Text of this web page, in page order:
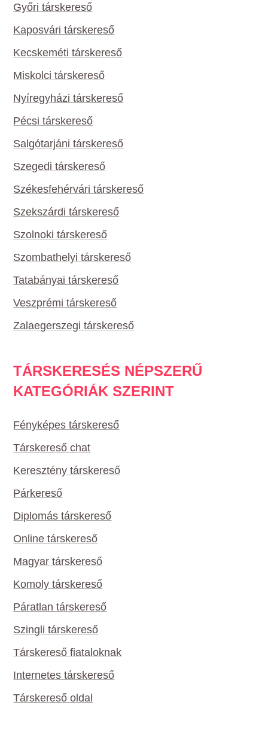
Győri társkereső
Kaposvári társkereső
Kecskeméti társkereső
Miskolci társkereső
Nyíregyházi társkereső
Pécsi társkereső
Salgótarjáni társkereső
Szegedi társkereső
Székesfehérvári társkereső
Szekszárdi társkereső
Szolnoki társkereső
Szombathelyi társkereső
Tatabányai társkereső
Veszprémi társkereső
Zalaegerszegi társkereső
TÁRSKERESÉS NÉPSZERŰ
KATEGÓRIÁK SZERINT
Fényképes társkereső
Társkereső chat
Keresztény társkereső
Párkereső
Diplomás társkereső
Online társkereső
Magyar társkereső
Komoly társkereső
Páratlan társkereső
Szingli társkereső
Társkereső fiataloknak
Internetes társkereső
Társkereső oldal